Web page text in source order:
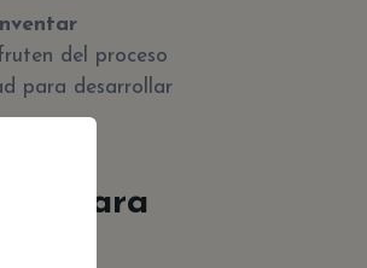
del proceso
para desarrollar
para